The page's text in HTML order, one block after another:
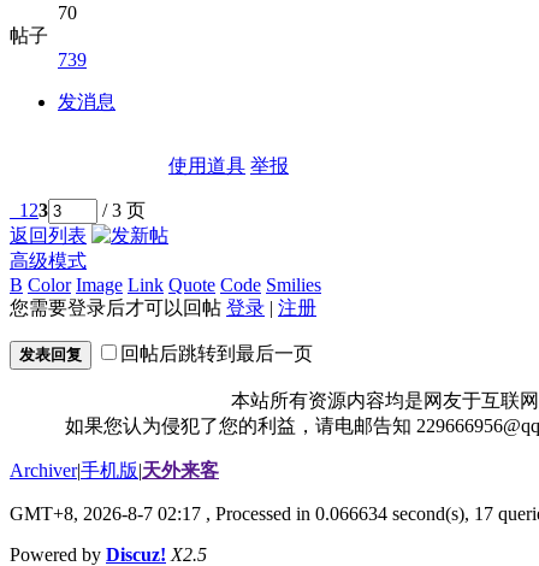
70
帖子
739
发消息
使用道具 举报
1 23
/ 3 页
返回列表
高级模式
B Color Image Link Quote Code Smilies
您需要登录后才可以回帖 登录 | 注册
发表回复 回帖后跳转到最后一页
本站所有资源内容均是网友于互联
如果您认为侵犯了您的利益，请电邮告知
Archiver|手机版|天外来客
GMT+8, 2026-8-7 02:17 , Processed in 0.066634 second(s), 17
Powered by Discuz! X2.5